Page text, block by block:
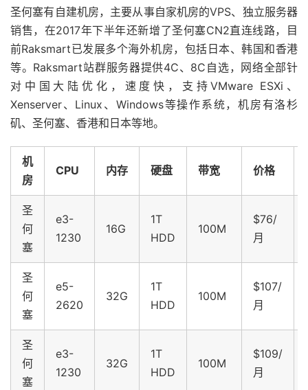
圣何塞有自建机房，主要从事自家机房的VPS、独立服务器
销售，在2017年下半年还新增了圣何塞CN2直连线路，目
前Raksmart已发展多个海外机房，包括日本、韩国和香港
等。Raksmart站群服务器提供4C、8C自选，网络全部针
对中国大陆优化，速度快，支持VMware ESXi、
Xenserver、Linux、Windows等操作系统，机房有洛杉
矶、圣何塞、香港和日本等地。
机
房
CPU 内存 硬盘 带宽 价格
圣
何
塞
e3-
1230
16G
1T
HDD
100M
$76/
月
圣
何
塞
e5-
2620
32G
1T
HDD
100M
$107/
月
圣
何
塞
e3-
1230
32G
1T
HDD
100M
$109/
月